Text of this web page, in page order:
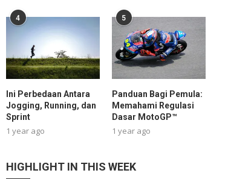
4
Ini Perbedaan Antara
Jogging, Running, dan
Sprint
1 year ago
5
Panduan Bagi Pemula:
Memahami Regulasi
Dasar MotoGP™
1 year ago
HIGHLIGHT IN THIS WEEK